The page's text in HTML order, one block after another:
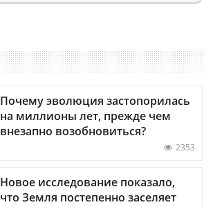
Почему эволюция застопорилась
на миллионы лет, прежде чем
внезапно возобновиться?
2353
Новое исследование показало,
что Земля постепенно заселяет